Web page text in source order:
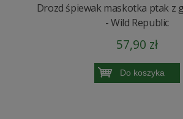
Drozd śpiewak maskotka ptak z
- Wild Republic
57,90 zł
Do koszyka